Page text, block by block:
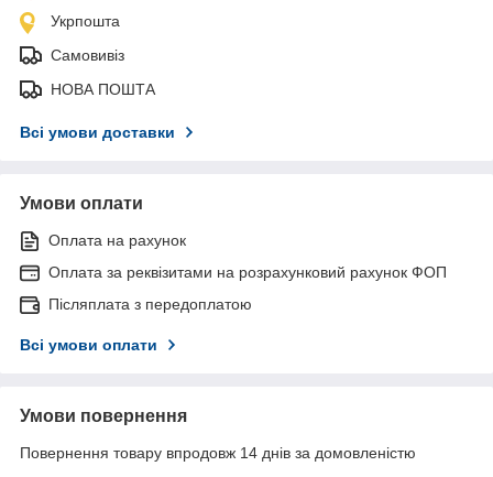
Укрпошта
Самовивіз
НОВА ПОШТА
Всі умови доставки
Умови оплати
Оплата на рахунок
Оплата за реквізитами на розрахунковий рахунок ФОП
Післяплата з передоплатою
Всі умови оплати
Умови повернення
Повернення товару впродовж 14 днів за домовленістю